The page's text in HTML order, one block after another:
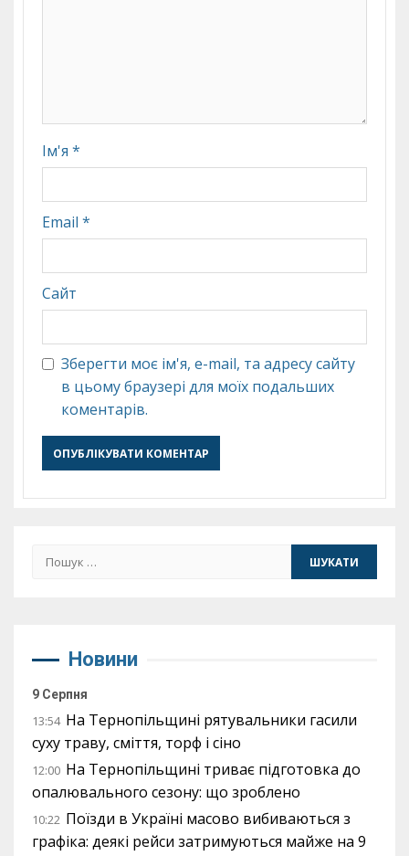
Ім'я *
Email *
Сайт
Зберегти моє ім'я, e-mail, та адресу сайту
в цьому браузері для моїх подальших
коментарів.
Пошук:
Новини
9 Серпня
13:54 На Тернопільщині рятувальники гасили
суху траву, сміття, торф і сіно
12:00 На Тернопільщині триває підготовка до
опалювального сезону: що зроблено
10:22 Поїзди в Україні масово вибиваються з
графіка: деякі рейси затримуються майже на 9